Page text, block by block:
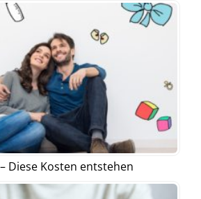
Diese Kosten entstehen